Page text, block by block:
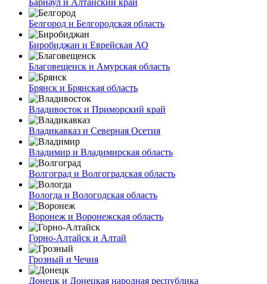
Белгород и Белгородская область
Биробиджан и Еврейская АО
Благовещенск и Амурская область
Брянск и Брянская область
Владивосток и Приморский край
Владикавказ и Северная Осетия
Владимир и Владимирская область
Волгоград и Волгоградская область
Вологда и Вологодская область
Воронеж и Воронежская область
Горно-Алтайск и Алтай
Грозный и Чечня
Донецк и Донецкая народная республика